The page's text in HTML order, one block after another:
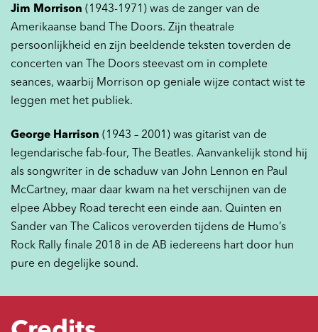
Jim Morrison (1943-1971) was de zanger van de
Amerikaanse band The Doors. Zijn theatrale
persoonlijkheid en zijn beeldende teksten toverden de
concerten van The Doors steevast om in complete
seances, waarbij Morrison op geniale wijze contact wist te
leggen met het publiek.
George Harrison (1943 – 2001) was gitarist van de
legendarische fab-four, The Beatles. Aanvankelijk stond hij
als songwriter in de schaduw van John Lennon en Paul
McCartney, maar daar kwam na het verschijnen van de
elpee Abbey Road terecht een einde aan. Quinten en
Sander van The Calicos veroverden tijdens de Humo’s
Rock Rally finale 2018 in de AB iedereens hart door hun
pure en degelijke sound.